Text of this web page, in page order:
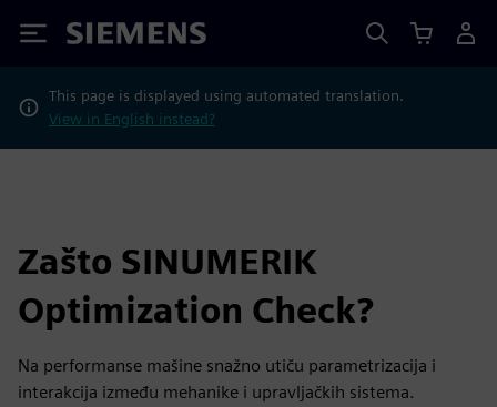
Siemens
This page is displayed using automated translation.
View in English instead?
Zašto SINUMERIK
Optimization Check?
Na performanse mašine snažno utiču parametrizacija i
interakcija između mehanike i upravljačkih sistema.